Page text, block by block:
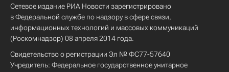
Сетевое издание РИА Новости зарегистрировано
в Федеральной службе по надзору в сфере связи,
информационных технологий и массовых коммуникаций
(Роскомнадзор) 08 апреля 2014 года.
Свидетельство о регистрации Эл № ФС77-57640
Учредитель: Федеральное государственное унитарное